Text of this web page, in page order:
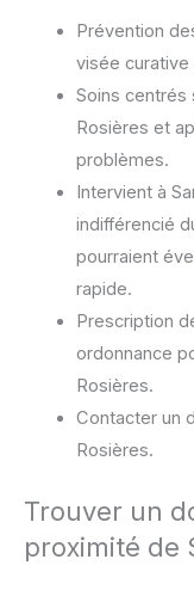
Prévention
visée
Soins centrés
Rosières et
problèmes.
Intervient à
indifférencié
pourraient
rapide.
Prescription
ordonnance
Rosières.
Contacter un
Rosières.
Trouver un
proximité de